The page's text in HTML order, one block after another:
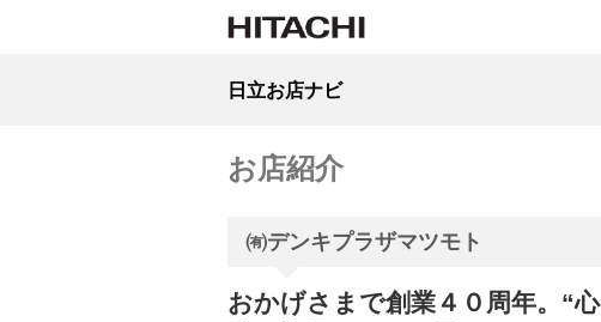
日立お店ナビ
お店紹介
㈲デンキプラザマツモト
おかげさまで創業４０周年。“